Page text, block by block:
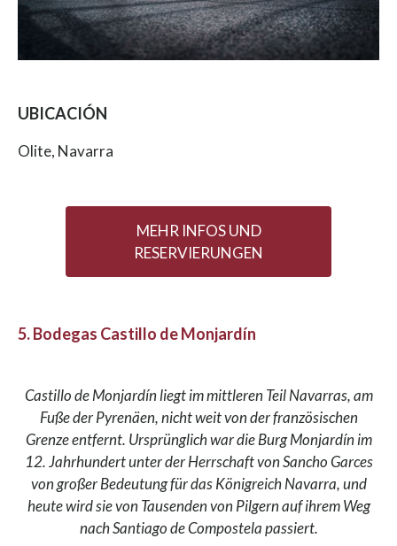
UBICACIÓN
Olite, Navarra
MEHR INFOS UND
RESERVIERUNGEN
5. Bodegas Castillo de Monjardín
Castillo de Monjardín liegt im mittleren Teil Navarras, am
Fuße der Pyrenäen, nicht weit von der französischen
Grenze entfernt. Ursprünglich war die Burg Monjardín im
12. Jahrhundert unter der Herrschaft von Sancho Garces
von großer Bedeutung für das Königreich Navarra, und
heute wird sie von Tausenden von Pilgern auf ihrem Weg
nach Santiago de Compostela passiert.